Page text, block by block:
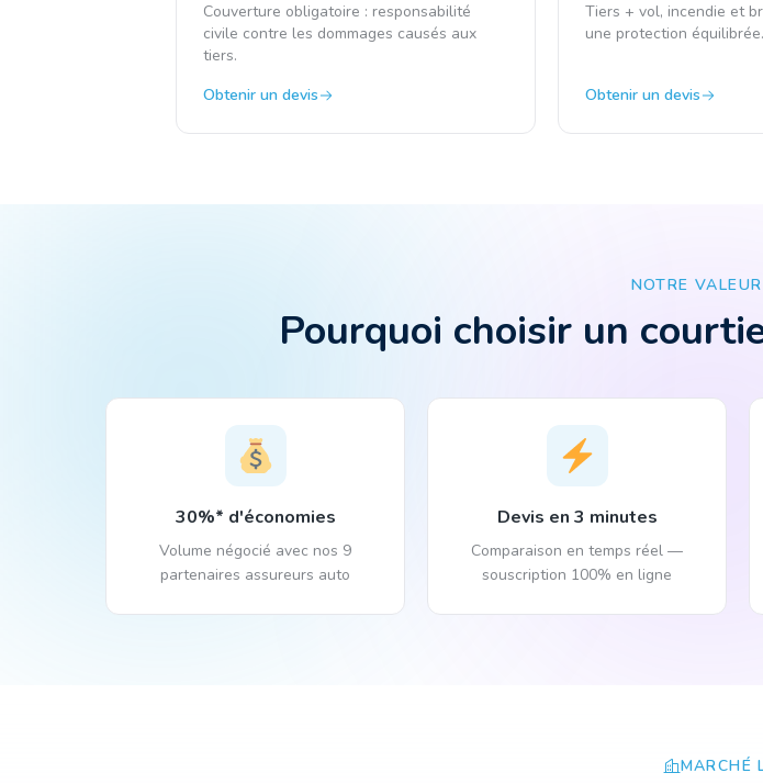
Couverture obligatoire : responsabilité
civile contre les dommages causés aux
tiers.
Obtenir un devis
Tiers + vol, incendie et
une protection équilibrée.
Obtenir un devis
NOTRE
Pourquoi choisir un
30%* d'économies
Volume négocié avec nos 9
partenaires assureurs auto
Devis en 3 minutes
Comparaison en temps réel —
souscription 100% en ligne
MARCHÉ